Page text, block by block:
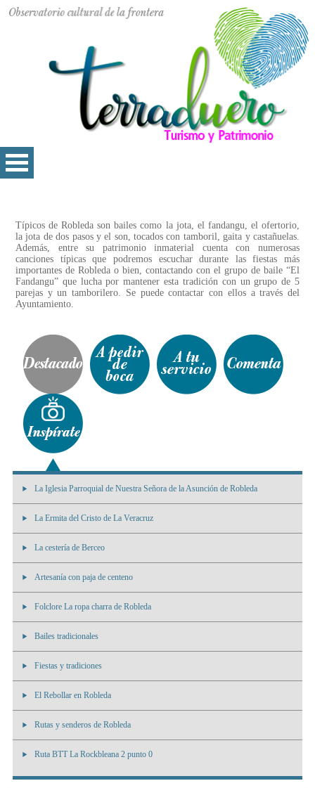
Típicos de Robleda son bailes como la jota, el fandangu, el ofertorio,
la jota de dos pasos y el son, tocados con tamboril, gaita y castañuelas.
Además, entre su patrimonio inmaterial cuenta con numerosas
canciones típicas que podremos escuchar durante las fiestas más
importantes de Robleda o bien, contactando con el grupo de baile “El
Fandangu” que lucha por mantener esta tradición con un grupo de 5
parejas y un tamborilero. Se puede contactar con ellos a través del
Ayuntamiento.
La Iglesia Parroquial de Nuestra Señora de la Asunción de Robleda
La Ermita del Cristo de La Veracruz
La cestería de Berceo
Artesanía con paja de centeno
Folclore La ropa charra de Robleda
Bailes tradicionales
Fiestas y tradiciones
El Rebollar en Robleda
Rutas y senderos de Robleda
Ruta BTT La Rockbleana 2 punto 0